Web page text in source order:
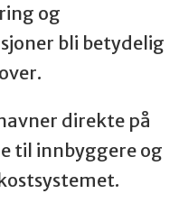
og
bli betydelig
direkte på
til innbyggere og